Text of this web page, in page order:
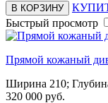
В КОРЗИНУ
Быстрый просмотр
Прямой кожаный
Ширина 210;
320 000 руб.